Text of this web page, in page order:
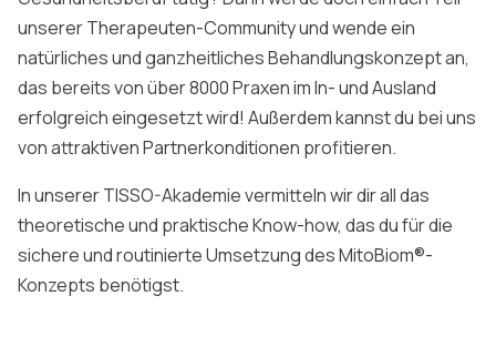
unserer Therapeuten-Community und wende ein
natürliches und ganzheitliches Behandlungskonzept an,
das bereits von über 8000 Praxen im In- und Ausland
erfolgreich eingesetzt wird! Außerdem kannst du bei uns
von attraktiven Partnerkonditionen profitieren.
In unserer TISSO-Akademie vermitteln wir dir all das
theoretische und praktische Know-how, das du für die
sichere und routinierte Umsetzung des MitoBiom®-
Konzepts benötigst.